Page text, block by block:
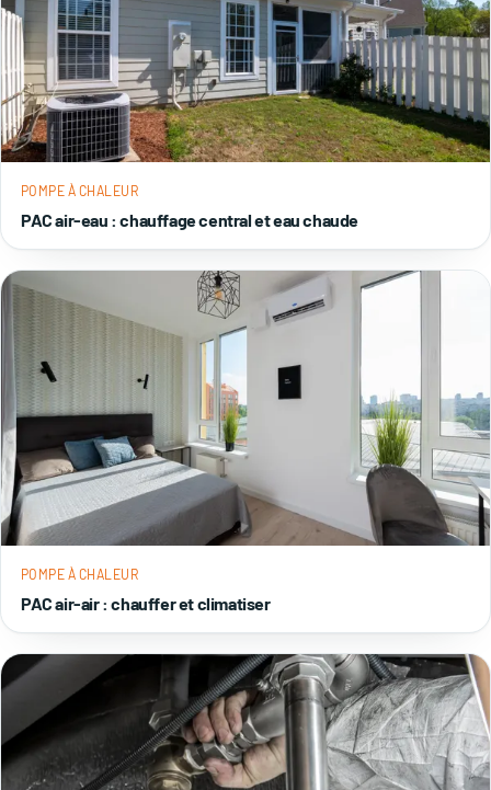
POMPE À CHALEUR
PAC air-eau : chauffage central et eau chaude
POMPE À CHALEUR
PAC air-air : chauffer et climatiser